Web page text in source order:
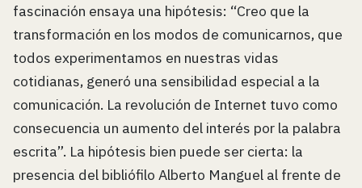
fascinación ensaya una hipótesis: “Creo que la
transformación en los modos de comunicarnos, que
todos experimentamos en nuestras vidas
cotidianas, generó una sensibilidad especial a la
comunicación. La revolución de Internet tuvo como
consecuencia un aumento del interés por la palabra
escrita”. La hipótesis bien puede ser cierta: la
presencia del bibliófilo Alberto Manguel al frente de